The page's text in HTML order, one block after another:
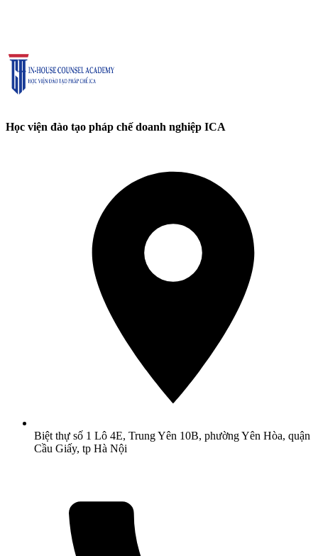
Học viện đào tạo pháp chế doanh nghiệp ICA
Biệt thự số 1 Lô 4E, Trung Yên 10B, phường Yên Hòa, quận
Cầu Giấy, tp Hà Nội